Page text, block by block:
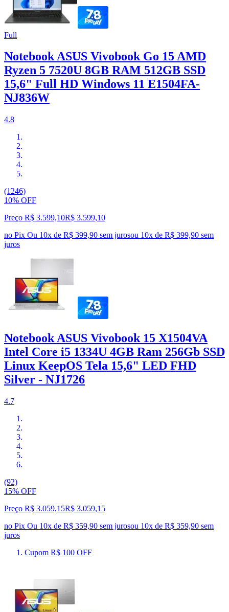
Full
Notebook ASUS Vivobook Go 15 AMD
Ryzen 5 7520U 8GB RAM 512GB SSD
15,6" Full HD Windows 11 E1504FA-
NJ836W
4.8
(1246)
10% OFF
Preço R$ 3.599,10R$ 3.599,10
no Pix Ou 10x de R$ 399,90 sem jurosou 10x de R$ 399,90 sem
juros
Notebook ASUS Vivobook 15 X1504VA
Intel Core i5 1334U 4GB Ram 256Gb SSD
Linux KeepOS Tela 15,6" LED FHD
Silver - NJ1726
4.7
(92)
15% OFF
Preço R$ 3.059,15R$ 3.059,15
no Pix Ou 10x de R$ 359,90 sem jurosou 10x de R$ 359,90 sem
juros
Cupom R$ 100 OFF